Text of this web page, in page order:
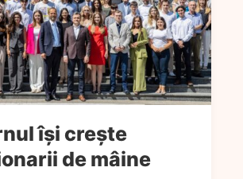
își crește
de mâine